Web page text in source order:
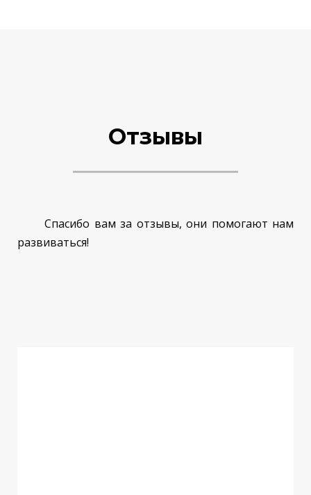
Отзывы
Спасибо вам за отзывы, они помогают нам
развиваться!